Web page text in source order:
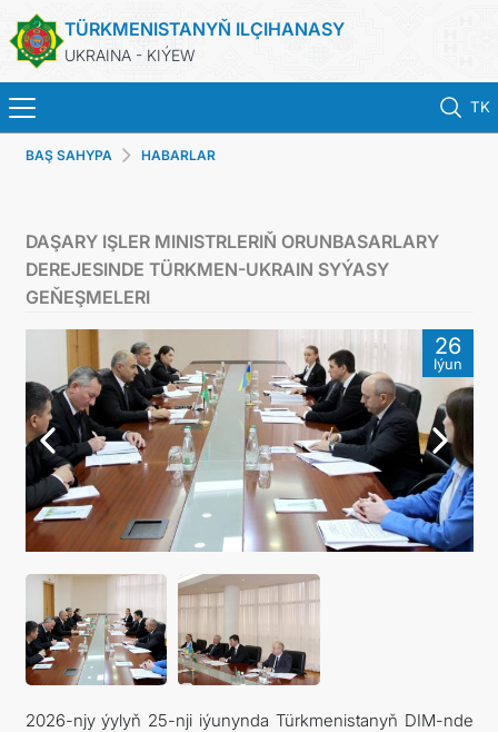
TÜRKMENISTANYŇ ILÇIHANASY
UKRAINA - KIÝEW
TK
BAŞ SAHYPA
KONSULLYK HYZMATLARY
DIM
ARAGATNAŞYK
BAŞ SAHYPA HABARLAR
DAŞARY IŞLER MINISTRLERIŇ ORUNBASARLARY
DEREJESINDE TÜRKMEN-UKRAIN SYÝASY
GEŇEŞMELERI
26
Iýun
2026-njy ýylyň 25-nji iýunynda Türkmenistanyň DIM-nde